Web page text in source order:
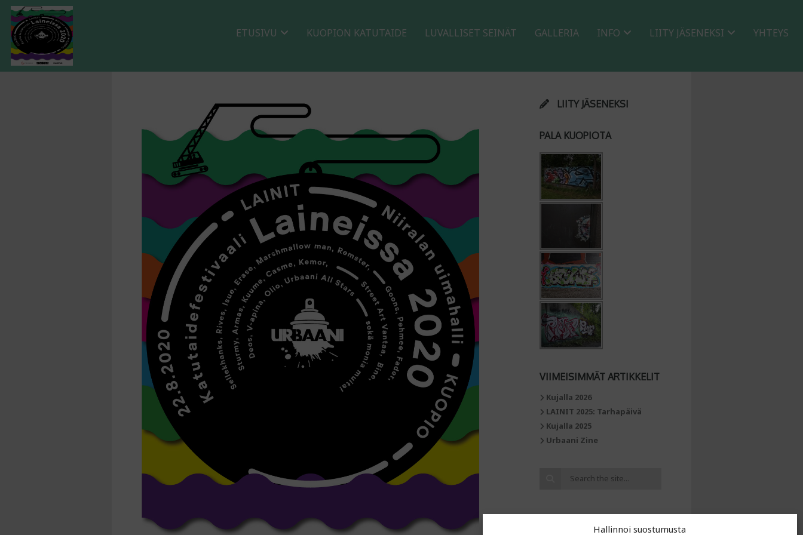
Hallinnoi suostumusta
ETUSIVU KUOPION KATUTAIDE LUVALLISET SEINÄT GALLERIA INFO LIITY JÄSENEKSI YHTEYS
LIITY JÄSENEKSI
PALA KUOPIOTA
VIIMEISIMMÄT ARTIKKELIT
Kujalla 2026
LAINIT 2025: Tarhapäivä
Kujalla 2025
Urbaani Zine